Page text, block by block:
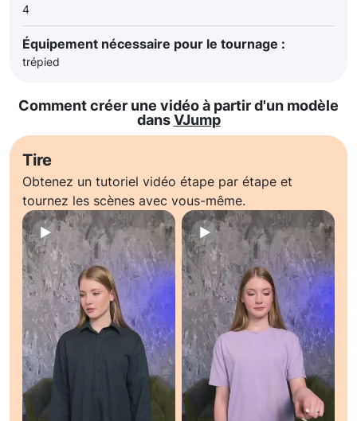
4
Équipement nécessaire pour le tournage :
trépied
Comment créer une vidéo à partir d'un modèle
dansVJump
Tire
Obtenez un tutoriel vidéo étape par étape et
tournez les scènes avec vous-même.